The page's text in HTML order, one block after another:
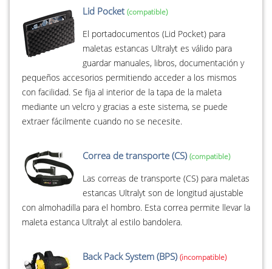
Lid Pocket
El portadocumentos (Lid Pocket) para
maletas estancas Ultralyt es válido para
guardar manuales, libros, documentación y
pequeños accesorios permitiendo acceder a los mismos
con facilidad. Se fija al interior de la tapa de la maleta
mediante un velcro y gracias a este sistema, se puede
extraer fácilmente cuando no se necesite.
Correa de transporte (CS)
Las correas de transporte (CS) para maletas
estancas Ultralyt son de longitud ajustable
con almohadilla para el hombro. Esta correa permite llevar la
maleta estanca Ultralyt al estilo bandolera.
Back Pack System (BPS)